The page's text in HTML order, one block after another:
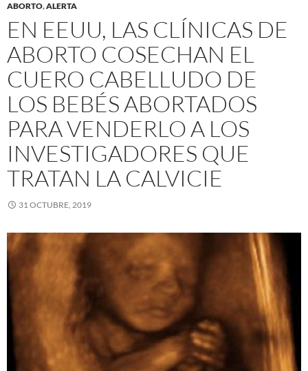
ABORTO,ALERTA
EN EEUU, LAS CLÍNICAS DE
ABORTO COSECHAN EL
CUERO CABELLUDO DE
LOS BEBÉS ABORTADOS
PARA VENDERLO A LOS
INVESTIGADORES QUE
TRATAN LA CALVICIE
31 OCTUBRE, 2019